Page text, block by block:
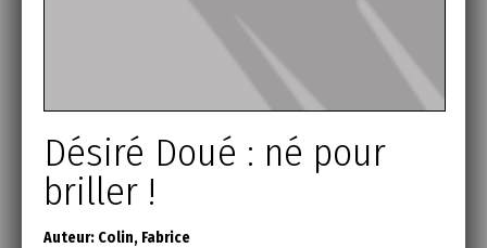
Désiré Doué : né pour
briller !
Auteur: Colin, Fabrice